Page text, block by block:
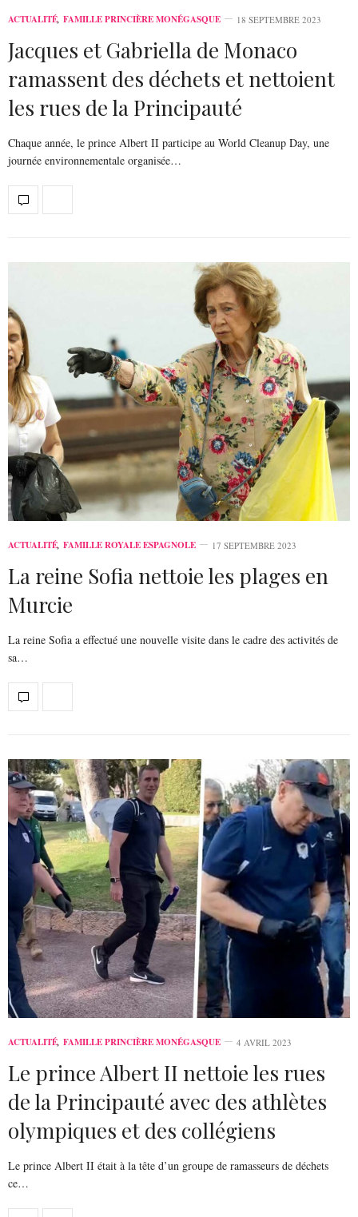
ACTUALITÉ, FAMILLE PRINCIÈRE MONÉGASQUE 18 SEPTEMBRE 2023
Jacques et Gabriella de Monaco
ramassent des déchets et nettoient
les rues de la Principauté
Chaque année, le prince Albert II participe au World Cleanup Day, une
journée environnementale organisée…
ACTUALITÉ, FAMILLE ROYALE ESPAGNOLE 17 SEPTEMBRE 2023
La reine Sofia nettoie les plages en
Murcie
La reine Sofia a effectué une nouvelle visite dans le cadre des activités de
sa…
ACTUALITÉ, FAMILLE PRINCIÈRE MONÉGASQUE 4 AVRIL 2023
Le prince Albert II nettoie les rues
de la Principauté avec des athlètes
olympiques et des collégiens
Le prince Albert II était à la tête d’un groupe de ramasseurs de déchets
ce…